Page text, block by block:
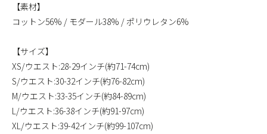
【素材】
コットン56% / モダール38% / ポリウレタン6%
【サイズ】
XS/ウエスト:28-29インチ(約71-74cm)
S/ウエスト:30-32インチ(約76-82cm)
M/ウエスト:33-35インチ(約84-89cm)
L/ウエスト:36-38インチ(約91-97cm)
XL/ウエスト:39-42インチ(約99-107cm)